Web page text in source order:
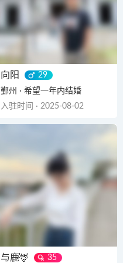
向阳
29
鄞州 · 希望一年内结婚
入驻时间 · 2025-08-02
与鹿🦌
35